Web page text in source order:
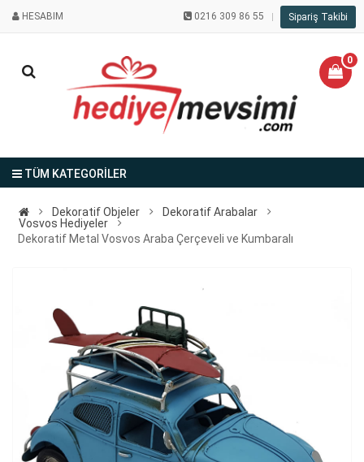
HESABIM 0216 309 86 55 Sipariş Takibi
0
TÜM KATEGORİLER
Dekoratif Objeler
Dekoratif Arabalar
Vosvos Hediyeler
Dekoratif Metal Vosvos Araba Çerçeveli ve Kumbaralı